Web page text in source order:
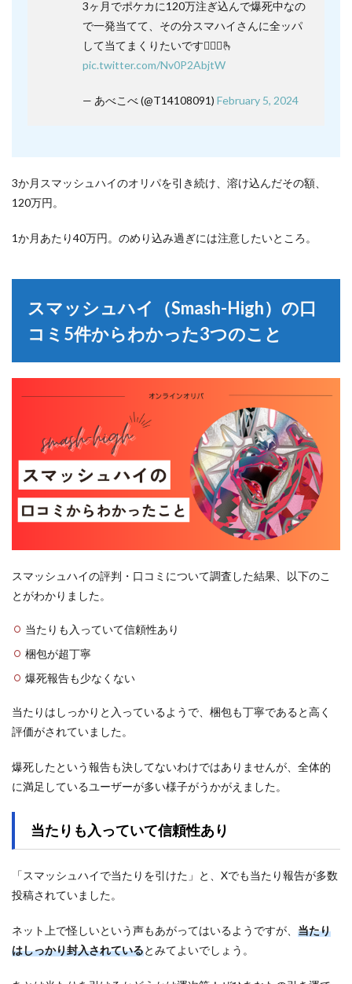
3ヶ月でポケカに120万注ぎ込んで爆死中なの
で一発当てて、その分スマハイさんに全ッパ
して当てまくりたいです👳🏿‍♂️🫰
pic.twitter.com/Nv0P2AbjtW
— あべこべ (@T14108091) February 5, 2024
3か月スマッシュハイのオリパを引き続け、溶け込んだその額、
120万円。
1か月あたり40万円。のめり込み過ぎには注意したいところ。
スマッシュハイ（Smash-High）の口
コミ5件からわかった3つのこと
スマッシュハイの評判・口コミについて調査した結果、以下のこ
とがわかりました。
当たりも入っていて信頼性あり
梱包が超丁寧
爆死報告も少なくない
当たりはしっかりと入っているようで、梱包も丁寧であると高く
評価がされていました。
爆死したという報告も決してないわけではありませんが、全体的
に満足しているユーザーが多い様子がうかがえました。
当たりも入っていて信頼性あり
「スマッシュハイで当たりを引けた」と、Xでも当たり報告が多数
投稿されていました。
ネット上で怪しいという声もあがってはいるようですが、 当たり
はしっかり封入されているとみてよいでしょう。